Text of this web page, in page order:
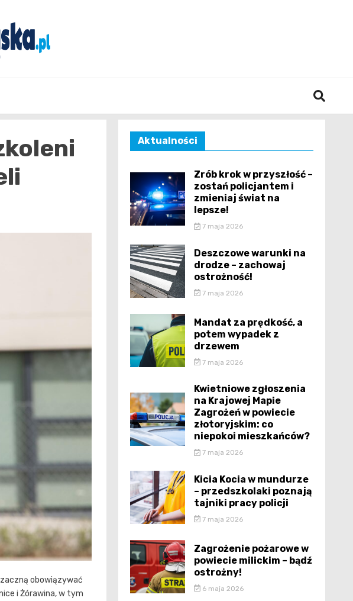
obowiązywać
i Żórawina, w tym
Aktualności
Zrób krok w przyszłość –
zostań policjantem i
zmieniaj świat na
lepsze!
7 maja 2026
Deszczowe warunki na
drodze – zachowaj
ostrożność!
7 maja 2026
Mandat za prędkość, a
potem wypadek z
drzewem
7 maja 2026
Kwietniowe zgłoszenia
na Krajowej Mapie
Zagrożeń w powiecie
złotoryjskim: co
niepokoi mieszkańców?
7 maja 2026
Kicia Kocia w mundurze
– przedszkolaki poznają
tajniki pracy policji
7 maja 2026
Zagrożenie pożarowe w
powiecie milickim – bądź
ostrożny!
6 maja 2026